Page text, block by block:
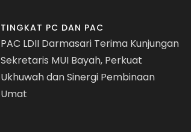
TINGKAT PC DAN PAC
PAC LDII Darmasari Terima Kunjungan
Sekretaris MUI Bayah, Perkuat
Ukhuwah dan Sinergi Pembinaan
Umat